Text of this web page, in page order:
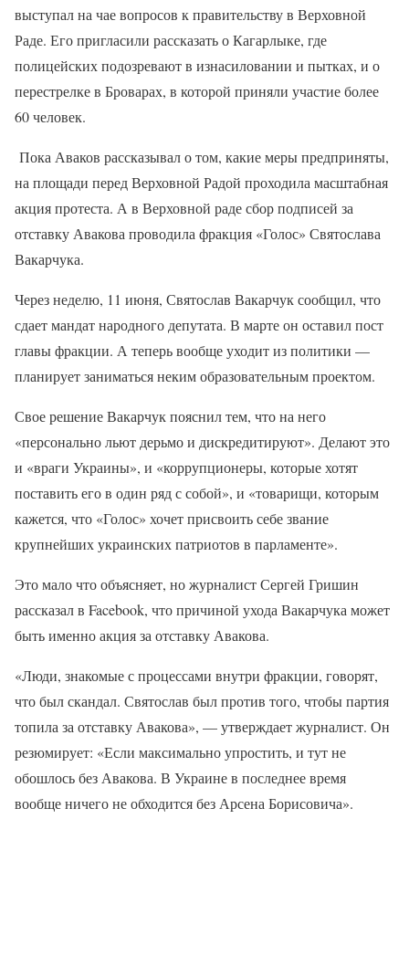
выступал на чае вопросов к правительству в Верховной
Раде. Его пригласили рассказать о Кагарлыке, где
полицейских подозревают в изнасиловании и пытках, и о
перестрелке в Броварах, в которой приняли участие более
60 человек.
Пока Аваков рассказывал о том, какие меры предприняты,
на площади перед Верховной Радой проходила масштабная
акция протеста. А в Верховной раде сбор подписей за
отставку Авакова проводила фракция «Голос» Святослава
Вакарчука.
Через неделю, 11 июня, Святослав Вакарчук сообщил, что
сдает мандат народного депутата. В марте он оставил пост
главы фракции. А теперь вообще уходит из политики —
планирует заниматься неким образовательным проектом.
Свое решение Вакарчук пояснил тем, что на него
«персонально льют дерьмо и дискредитируют». Делают это
и «враги Украины», и «коррупционеры, которые хотят
поставить его в один ряд с собой», и «товарищи, которым
кажется, что «Голос» хочет присвоить себе звание
крупнейших украинских патриотов в парламенте».
Это мало что объясняет, но журналист Сергей Гришин
рассказал в Facebook, что причиной ухода Вакарчука может
быть именно акция за отставку Авакова.
«Люди, знакомые с процессами внутри фракции, говорят,
что был скандал. Святослав был против того, чтобы партия
топила за отставку Авакова», — утверждает журналист. Он
резюмирует: «Если максимально упростить, и тут не
обошлось без Авакова. В Украине в последнее время
вообще ничего не обходится без Арсена Борисовича».